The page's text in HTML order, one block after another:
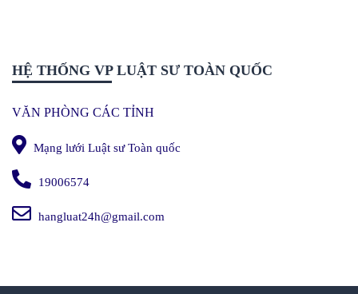
HỆ THỐNG VP LUẬT SƯ TOÀN QUỐC
VĂN PHÒNG CÁC TỈNH
Mạng lưới Luật sư Toàn quốc
19006574
hangluat24h@gmail.com